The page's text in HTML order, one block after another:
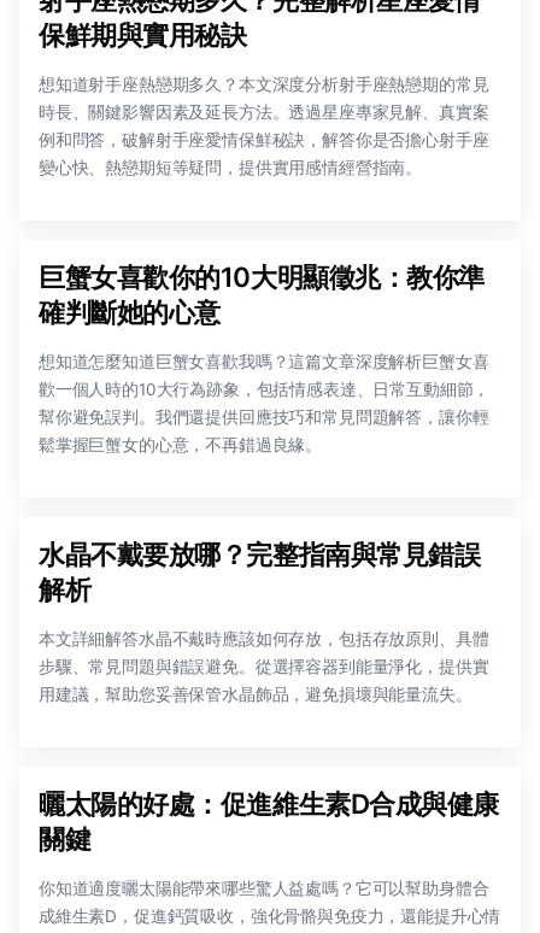
保鮮期與實用秘訣
想知道射手座熱戀期多久？本文深度分析射手座熱戀期的常見
時長、關鍵影響因素及延長方法。透過星座專家見解、真實案
例和問答，破解射手座愛情保鮮秘訣，解答你是否擔心射手座
變心快、熱戀期短等疑問，提供實用感情經營指南。
巨蟹女喜歡你的10大明顯徵兆：教你準
確判斷她的心意
想知道怎麼知道巨蟹女喜歡我嗎？這篇文章深度解析巨蟹女喜
歡一個人時的10大行為跡象，包括情感表達、日常互動細節，
幫你避免誤判。我們還提供回應技巧和常見問題解答，讓你輕
鬆掌握巨蟹女的心意，不再錯過良緣。
水晶不戴要放哪？完整指南與常見錯誤
解析
本文詳細解答水晶不戴時應該如何存放，包括存放原則、具體
步驟、常見問題與錯誤避免。從選擇容器到能量淨化，提供實
用建議，幫助您妥善保管水晶飾品，避免損壞與能量流失。
曬太陽的好處：促進維生素D合成與健康
關鍵
你知道適度曬太陽能帶來哪些驚人益處嗎？它可以幫助身體合
成維生素D，促進鈣質吸收，強化骨骼與免疫力，還能提升心情